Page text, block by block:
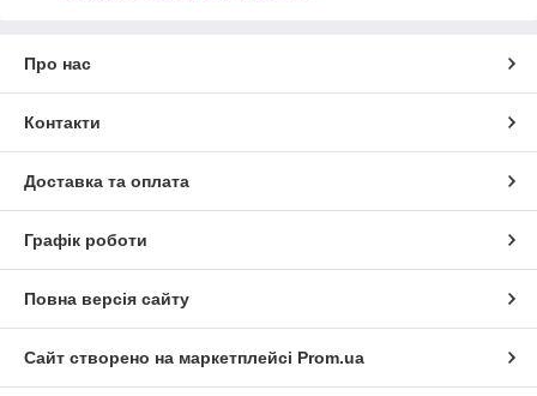
Про нас
Контакти
Доставка та оплата
Графік роботи
Повна версія сайту
Сайт створено на маркетплейсі Prom.ua